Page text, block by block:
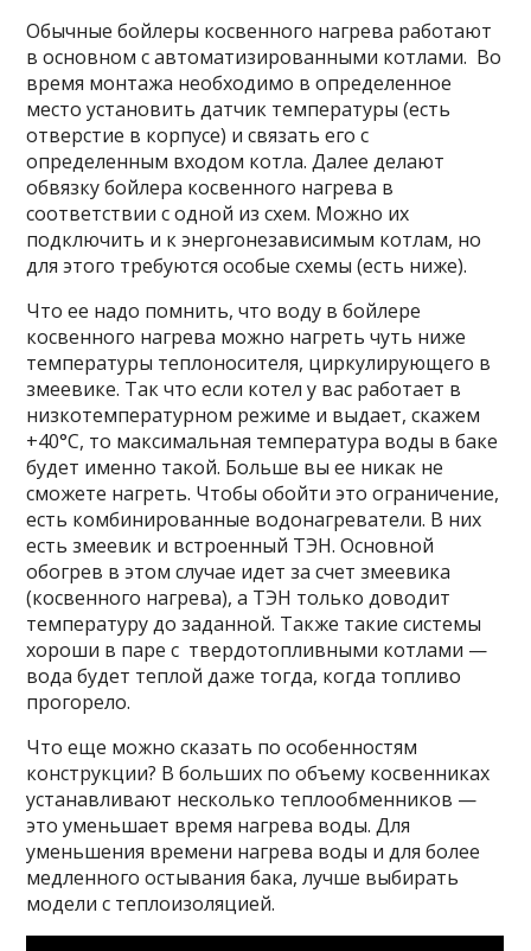
Обычные бойлеры косвенного нагрева работают
в основном с автоматизированными котлами. Во
время монтажа необходимо в определенное
место установить датчик температуры (есть
отверстие в корпусе) и связать его с
определенным входом котла. Далее делают
обвязку бойлера косвенного нагрева в
соответствии с одной из схем. Можно их
подключить и к энергонезависимым котлам, но
для этого требуются особые схемы (есть ниже).
Что ее надо помнить, что воду в бойлере
косвенного нагрева можно нагреть чуть ниже
температуры теплоносителя, циркулирующего в
змеевике. Так что если котел у вас работает в
низкотемпературном режиме и выдает, скажем
+40°C, то максимальная температура воды в баке
будет именно такой. Больше вы ее никак не
сможете нагреть. Чтобы обойти это ограничение,
есть комбинированные водонагреватели. В них
есть змеевик и встроенный ТЭН. Основной
обогрев в этом случае идет за счет змеевика
(косвенного нагрева), а ТЭН только доводит
температуру до заданной. Также такие системы
хороши в паре с твердотопливными котлами —
вода будет теплой даже тогда, когда топливо
прогорело.
Что еще можно сказать по особенностям
конструкции? В больших по объему косвенниках
устанавливают несколько теплообменников —
это уменьшает время нагрева воды. Для
уменьшения времени нагрева воды и для более
медленного остывания бака, лучше выбирать
модели с теплоизоляцией.